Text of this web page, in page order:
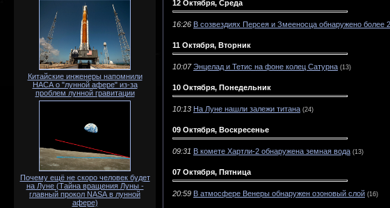
Китайские инженеры напомнили
НАСА о "лунной афере" из-за
проблем лунной гравитации
Почему ещё не скоро человек будет
на Луне (Тайна вращения Луны -
главный прокол NАSА в лунной
афере)
12 Октября, Среда
16:26 В созвездиях Персея и Змееносца обнаружено более
11 Октября, Вторник
10:07 Энцелад и Тетис на фоне колец Сатурна (13)
10 Октября, Понедельник
10:13 На Луне нашли залежи титана (24)
09 Октября, Воскресенье
09:31 В комете Хартли-2 обнаружена земная вода (13)
07 Октября, Пятница
20:59 В атмосфере Венеры обнаружен озоновый слой (16)